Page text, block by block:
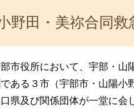
野田・美祢合同
市役所において、宇部・
ある３市（宇部市・山陽
県及び関係団体が一堂に会